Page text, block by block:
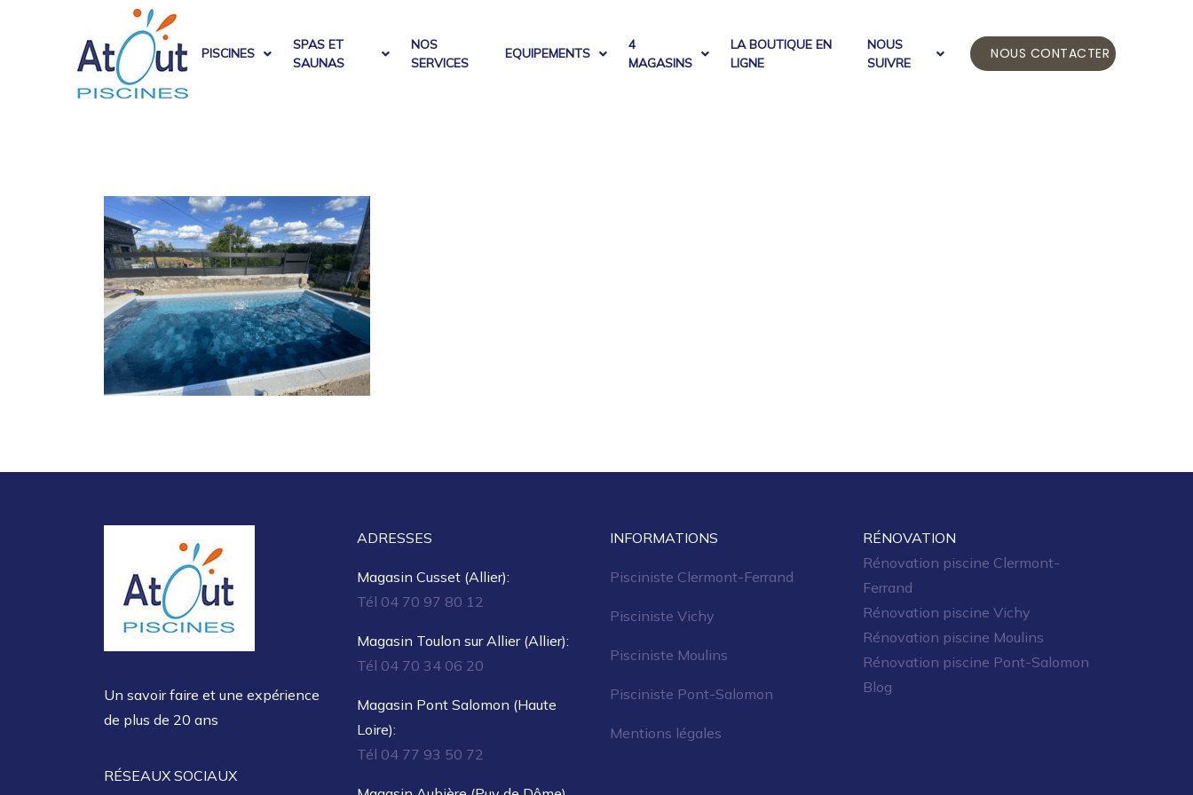
PISCINES
SPAS ET
SAUNAS
NOS
SERVICES
EQUIPEMENTS
4
MAGASINS
LA BOUTIQUE EN
LIGNE
NOUS
SUIVRE
NOUS CONTACTER
Un savoir faire et une expérience
de plus de 20 ans
RÉSEAUX SOCIAUX
ADRESSES
Magasin Cusset (Allier):
Tél 04 70 97 80 12
Magasin Toulon sur Allier (Allier):
Tél 04 70 34 06 20
Magasin Pont Salomon (Haute
Loire):
Tél 04 77 93 50 72
INFORMATIONS
Pisciniste Clermont-Ferrand
Pisciniste Vichy
Pisciniste Moulins
Pisciniste Pont-Salomon
Mentions légales
RÉNOVATION
Rénovation piscine Clermont-
Ferrand
Rénovation piscine Vichy
Rénovation piscine Moulins
Rénovation piscine Pont-Salomon
Blog